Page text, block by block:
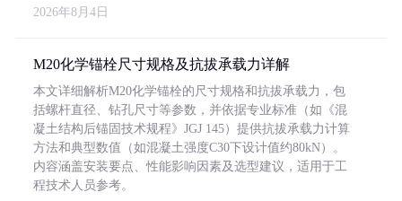
2026年8月4日
M20化学锚栓尺寸规格及抗拔承载力详解
本文详细解析M20化学锚栓的尺寸规格和抗拔承载力，包
括螺杆直径、钻孔尺寸等参数，并依据专业标准（如《混
凝土结构后锚固技术规程》JGJ 145）提供抗拔承载力计算
方法和典型数值（如混凝土强度C30下设计值约80kN）。
内容涵盖安装要点、性能影响因素及选型建议，适用于工
程技术人员参考。